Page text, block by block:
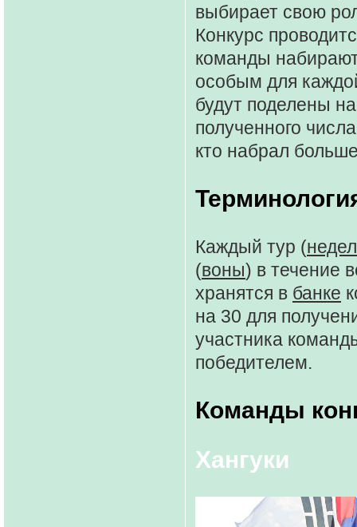
выбирает свою
Конкурс
команды
особым для
будут поделены
полученного
кто набрал
Каждый тур (
(воны) в течение
хранятся в банке
на 30 для
участника
победителем.
Команды
Хангуки